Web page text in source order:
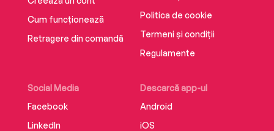
Cum funcționează
Retragere din comandă
Social Media
Facebook
LinkedIn
Descarcă app-ul
Android
iOS
Politica de cookie
Termeni și condiții
Regulamente